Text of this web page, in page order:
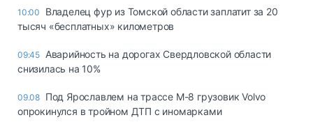
10:00
Владелец фур из Томской области заплатит за 20
тысяч «бесплатных» километров
09:45 Аварийность на дорогах Свердловской области
снизилась на 10%
09.08 Под Ярославлем на трассе М-8 грузовик Volvo
опрокинулся в тройном ДТП с иномарками